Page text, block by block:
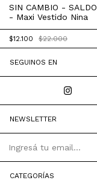
SIN CAMBIO - SALDO
- Maxi Vestido Nina
$12.100 $22.000
SEGUINOS EN
NEWSLETTER
CATEGORÍAS